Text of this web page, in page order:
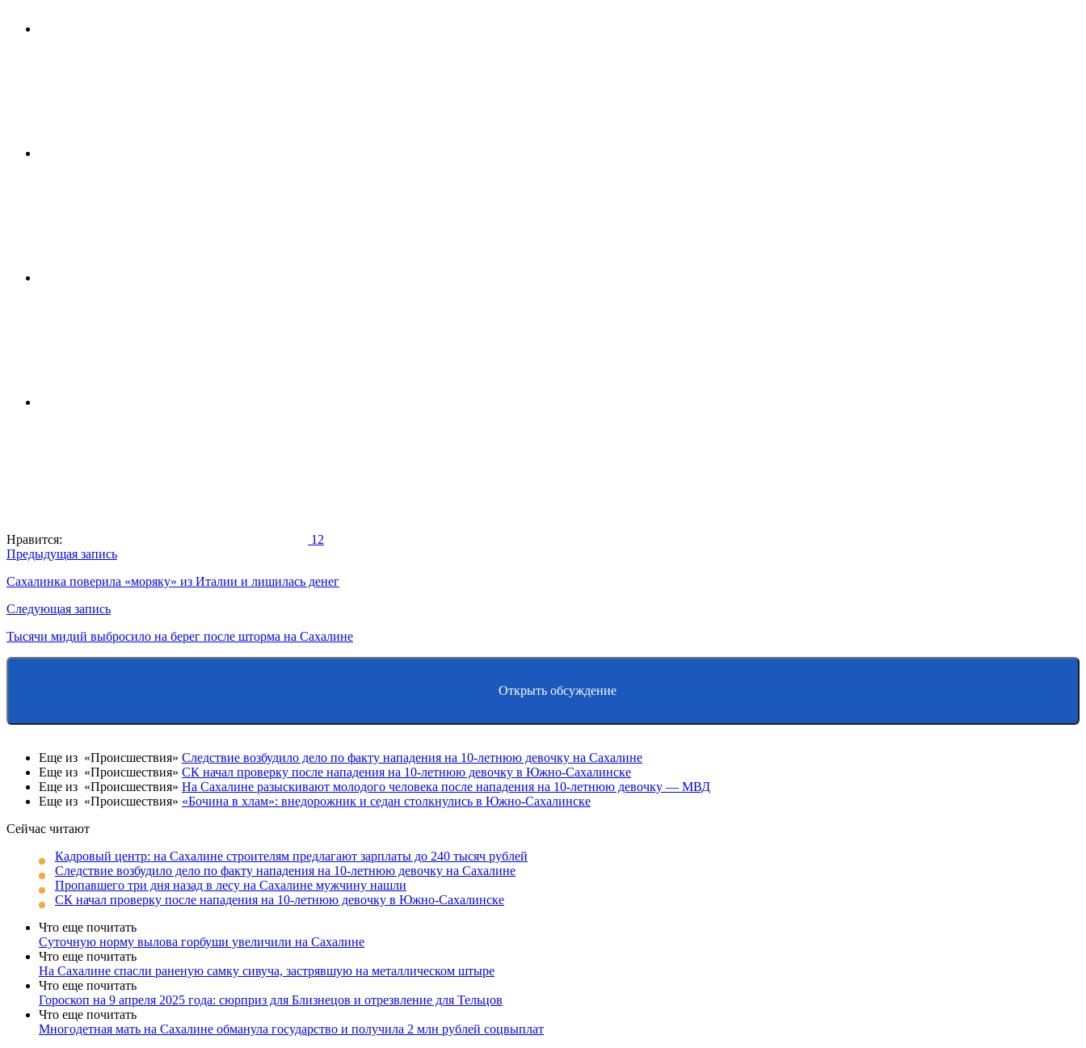
Нравится: 12
Навигация
по
записям
Предыдущая запись
Сахалинка поверила «моряку» из Италии и лишилась денег
Следующая запись
Тысячи мидий выбросило на берег после шторма на Сахалине
Открыть обсуждение
Еще из «Происшествия» Следствие возбудило дело по факту нападения на 10-летнюю девочку на Сахалине
Еще из «Происшествия» СК начал проверку после нападения на 10-летнюю девочку в Южно-Сахалинске
Еще из «Происшествия» На Сахалине разыскивают молодого человека после нападения на 10-летнюю девочку — МВД
Еще из «Происшествия» «Бочина в хлам»: внедорожник и седан столкнулись в Южно-Сахалинске
Сейчас читают
Кадровый центр: на Сахалине строителям предлагают зарплаты до 240 тысяч рублей
Следствие возбудило дело по факту нападения на 10-летнюю девочку на Сахалине
Пропавшего три дня назад в лесу на Сахалине мужчину нашли
СК начал проверку после нападения на 10-летнюю девочку в Южно-Сахалинске
Что еще почитать
Суточную норму вылова горбуши увеличили на Сахалине
Что еще почитать
На Сахалине спасли раненую самку сивуча, застрявшую на металлическом штыре
Что еще почитать
Гороскоп на 9 апреля 2025 года: сюрприз для Близнецов и отрезвление для Тельцов
Что еще почитать
Многодетная мать на Сахалине обманула государство и получила 2 млн рублей соцвыплат